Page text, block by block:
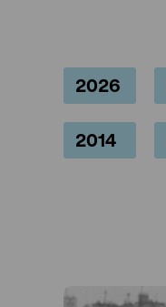
2026
2014